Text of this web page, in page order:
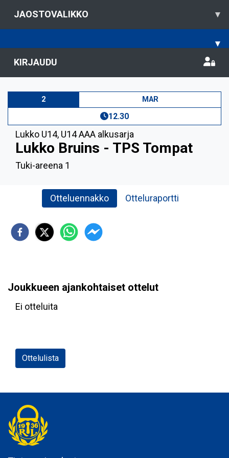
JAOSTOVALIKKO ▾
▾
KIRJAUDU
2 MAR
12.30
Lukko U14, U14 AAA alkusarja
Lukko Bruins - TPS Tompat
Tuki-areena 1
Otteluennakko Otteluraportti
Joukkueen ajankohtaiset ottelut
Ei otteluita
Ottelulista